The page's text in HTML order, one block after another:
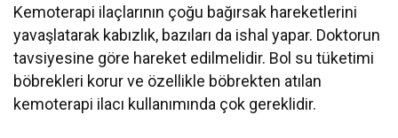
Kemoterapi ilaçlarının çoğu bağırsak hareketlerini
yavaşlatarak kabızlık, bazıları da ishal yapar. Doktorun
tavsiyesine göre hareket edilmelidir. Bol su tüketimi
böbrekleri korur ve özellikle böbrekten atılan
kemoterapi ilacı kullanımında çok gereklidir.